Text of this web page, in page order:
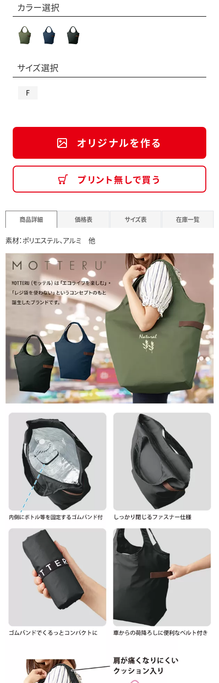
カラー選択
サイズ選択
F
オリジナルを作る
プリント無しで買う
商品詳細 価格表 サイズ表 在庫一覧
素材：ポリエステル、アルミ 他